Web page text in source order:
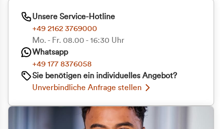
Unsere Service-Hotline
+49 2162 3769000
Mo. - Fr. 08.00 - 16:30 Uhr
Whatsapp
+49 177 8376058
Sie benötigen ein individuelles Angebot?
Unverbindliche Anfrage stellen